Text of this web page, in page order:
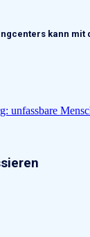
kann mit
unfassbare